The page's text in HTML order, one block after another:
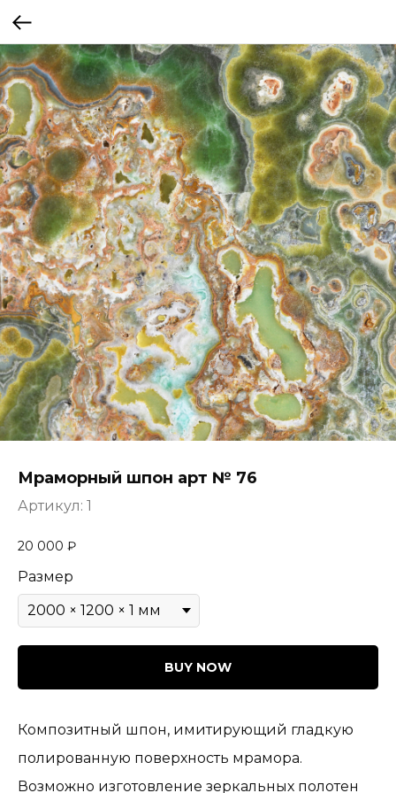
Мраморный шпон арт № 76
Артикул: 1
20 000 ₽
Размер
BUY NOW
Композитный шпон, имитирующий гладкую
полированную поверхность мрамора.
Возможно изготовление зеркальных полотен